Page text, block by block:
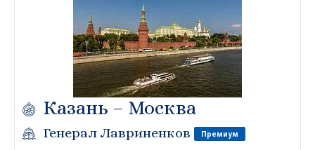
Казань – Москва
Генерал Лавриненков Премиум